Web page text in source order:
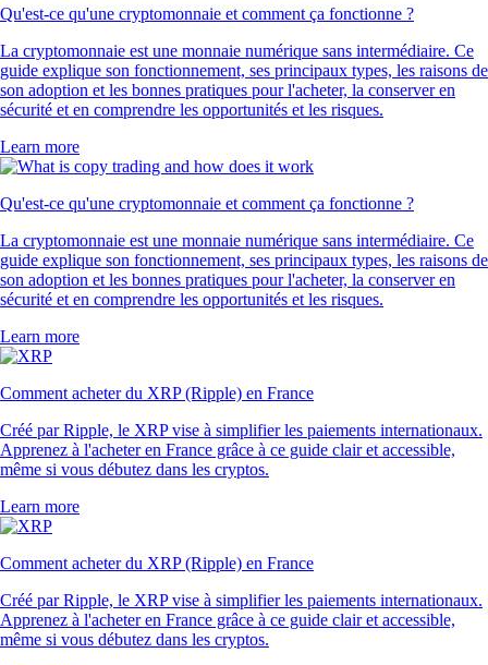
Qu'est-ce qu'une cryptomonnaie et comment ça fonctionne ?
La cryptomonnaie est une monnaie numérique sans intermédiaire. Ce
guide explique son fonctionnement, ses principaux types, les raisons de
son adoption et les bonnes pratiques pour l'acheter, la conserver en
sécurité et en comprendre les opportunités et les risques.
Learn more
Qu'est-ce qu'une cryptomonnaie et comment ça fonctionne ?
La cryptomonnaie est une monnaie numérique sans intermédiaire. Ce
guide explique son fonctionnement, ses principaux types, les raisons de
son adoption et les bonnes pratiques pour l'acheter, la conserver en
sécurité et en comprendre les opportunités et les risques.
Learn more
Comment acheter du XRP (Ripple) en France
Créé par Ripple, le XRP vise à simplifier les paiements internationaux.
Apprenez à l'acheter en France grâce à ce guide clair et accessible,
même si vous débutez dans les cryptos.
Learn more
Comment acheter du XRP (Ripple) en France
Créé par Ripple, le XRP vise à simplifier les paiements internationaux.
Apprenez à l'acheter en France grâce à ce guide clair et accessible,
même si vous débutez dans les cryptos.